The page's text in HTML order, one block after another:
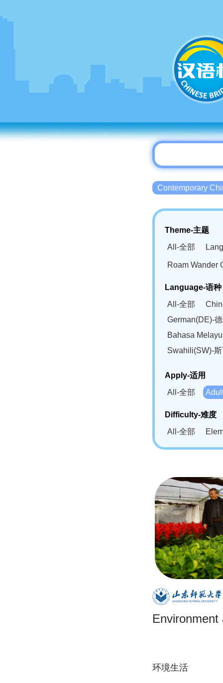
Contemporary
Theme-主题
All-全部
Roam Wander
Language-语种
All-全部
German(DE)-
Bahasa
Swahili(SW)-
Apply-适用
All-全部
Difficulty-难度
All-全部
Environment
环境生活